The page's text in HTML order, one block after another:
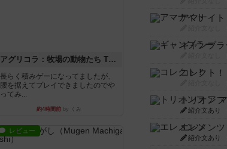
アグリコラ：牧場の動物たち THE BIG BOX
長らく積みゲーになってましたが、
腰を据えてプレイできましたのでや
ってみ...
約4時間前by くみ
レビュー
アマナイト
ギャンブラ
コレクト！
トリオン
紹介文あり
エレメンツ
紹介文あり